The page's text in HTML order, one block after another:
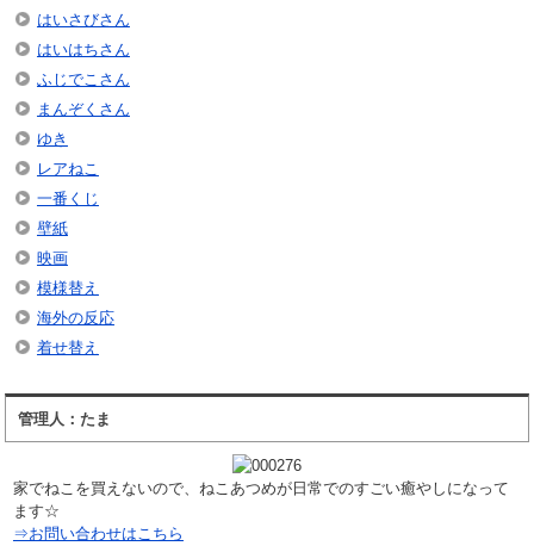
はいさびさん
はいはちさん
ふじでこさん
まんぞくさん
ゆき
レアねこ
一番くじ
壁紙
映画
模様替え
海外の反応
着せ替え
管理人：たま
家でねこを買えないので、ねこあつめが日常でのすごい癒やしになって
ます☆
⇒お問い合わせはこちら